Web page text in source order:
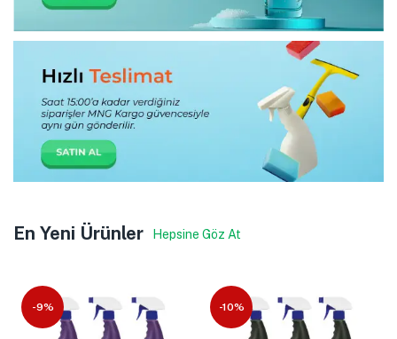
En Yeni Ürünler Hepsine Göz At
-9% -10%